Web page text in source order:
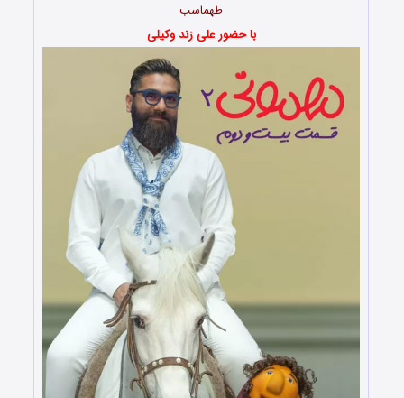
طهماسب
با حضور علی زند وکیلی